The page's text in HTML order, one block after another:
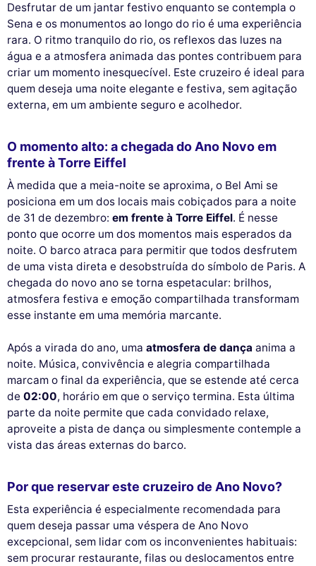
Desfrutar de um jantar festivo enquanto se contempla o
Sena e os monumentos ao longo do rio é uma experiência
rara. O ritmo tranquilo do rio, os reflexos das luzes na
água e a atmosfera animada das pontes contribuem para
criar um momento inesquecível. Este cruzeiro é ideal para
quem deseja uma noite elegante e festiva, sem agitação
externa, em um ambiente seguro e acolhedor.
O momento alto: a chegada do Ano Novo em
frente à Torre Eiffel
À medida que a meia-noite se aproxima, o Bel Ami se
posiciona em um dos locais mais cobiçados para a noite
de 31 de dezembro: em frente à Torre Eiffel. É nesse
ponto que ocorre um dos momentos mais esperados da
noite. O barco atraca para permitir que todos desfrutem
de uma vista direta e desobstruída do símbolo de Paris. A
chegada do novo ano se torna espetacular: brilhos,
atmosfera festiva e emoção compartilhada transformam
esse instante em uma memória marcante.
Após a virada do ano, uma atmosfera de dança anima a
noite. Música, convivência e alegria compartilhada
marcam o final da experiência, que se estende até cerca
de 02:00, horário em que o serviço termina. Esta última
parte da noite permite que cada convidado relaxe,
aproveite a pista de dança ou simplesmente contemple a
vista das áreas externas do barco.
Por que reservar este cruzeiro de Ano Novo?
Esta experiência é especialmente recomendada para
quem deseja passar uma véspera de Ano Novo
excepcional, sem lidar com os inconvenientes habituais:
sem procurar restaurante, filas ou deslocamentos entre